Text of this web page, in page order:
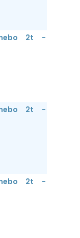
2t -
2t -
2t -